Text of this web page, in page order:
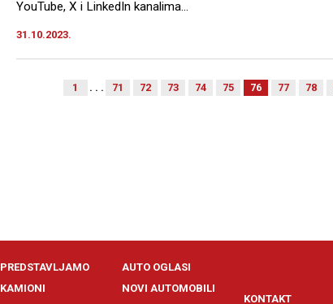
YouTube, X i LinkedIn kanalima...
31.10.2023.
1 . . . 71 72 73 74 75 76 77 78
PREDSTAVLJAMO
KAMIONI
AUTO OGLASI
NOVI AUTOMOBILI
KONTAKT